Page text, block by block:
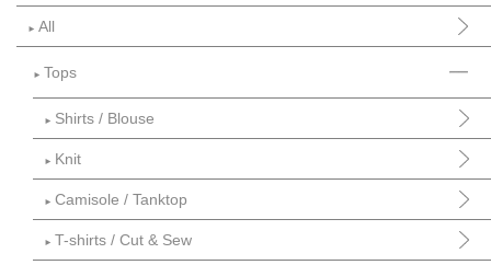
► All
► Tops
► Shirts / Blouse
► Knit
► Camisole / Tanktop
► T-shirts / Cut & Sew